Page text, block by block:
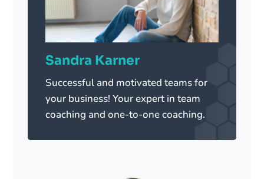
Sandra Karner
Successful and motivated teams for
your business! Your expert in team
coaching and one-to-one coaching.